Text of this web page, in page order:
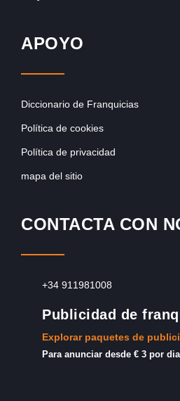
APOYO
Diccionario de Franquicias
Política de cookies
Política de privacidad
mapa del sitio
CONTACTA CON
+34 911981008
Publicidad de
Explorar paquetes de
Para anunciar desde € 3 por